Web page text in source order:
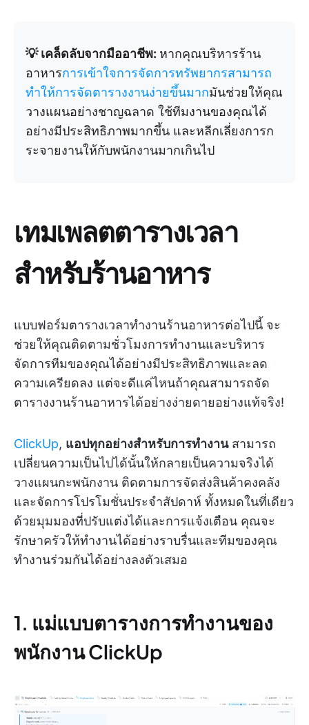
💡 เคล็ดลับจากมืออาชีพ: หากคุณบริหารร้าน
อาหารการเข้าใจการจัดการทรัพยากรสามารถ
ทำให้การจัดตารางงานง่ายขึ้นมากมันช่วยให้คุณ
วางแผนอย่างชาญฉลาด ใช้ทีมงานของคุณได้
อย่างมีประสิทธิภาพมากขึ้น และหลีกเลี่ยงการก
ระจายงานให้กับพนักงานมากเกินไป
เทมเพลตตารางเวลา
สำหรับร้านอาหาร
แบบฟอร์มตารางเวลาทำงานร้านอาหารต่อไปนี้ จะ
ช่วยให้คุณติดตามชั่วโมงการทำงานและบริหาร
จัดการทีมของคุณได้อย่างมีประสิทธิภาพและลด
ความเครียดลง แต่จะดีแค่ไหนถ้าคุณสามารถจัด
ตารางงานร้านอาหารได้อย่างง่ายดายอย่างแท้จริง!
ClickUp, แอปทุกอย่างสำหรับการทำงานสามารถ
เปลี่ยนความเป็นไปได้นั้นให้กลายเป็นความจริงได้
วางแผนกะพนักงาน ติดตามการจัดส่งสินค้าคงคลัง
และจัดการโปรโมชั่นประจำสัปดาห์ ทั้งหมดในที่เดียว
ด้วยมุมมองที่ปรับแต่งได้และการแจ้งเตือน คุณจะ
รักษาครัวให้ทำงานได้อย่างราบรื่นและทีมของคุณ
ทำงานร่วมกันได้อย่างลงตัวเสมอ
1. แม่แบบตารางการทำงานของ
พนักงาน ClickUp